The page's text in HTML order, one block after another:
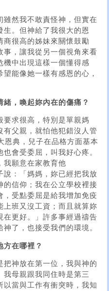
雖然我不敢責怪神，但實在
生。但神給了我很大的恩
商很高的姊妹來關懷鼓勵
事，讓我從另一個視角來看
機中出現這樣一個懂得感
能像她一樣有感恩的心，
，喚起妳內在的傷痛？
要求很高，特別是單親媽
有父親，就怕他犯錯沒人管
恩典，兒子在品格方面基本
也會受委屈，叫我好心疼。
我願意在家教育他
說：「媽媽，妳已經把我放
的信仰；我在公立學校裡接
，受點委屈是給我增加免疫
上班又沒工資；而且就算妳
在更好。」許多事經過禱告
了，也接受我們的環境。
方在哪裡？
把神放在第一位，我與神的
我母親跟我同住時是第三
以當與工作有衝突時，我知